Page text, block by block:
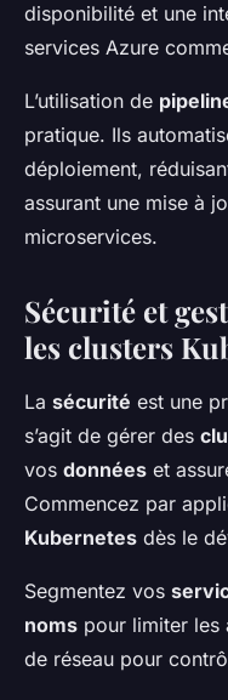
disponibilité et une
services Azure
L’utilisation de
pratique. Ils
déploiement,
assurant une mise à
microservices.
Sécurité et
les clusters
La sécurité est une
s’agit de gérer des
vos données et
Commencez par
Kubernetes dès le
Segmentez vos
noms pour limiter les
de réseau pour